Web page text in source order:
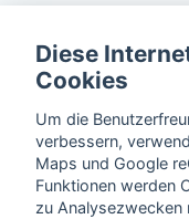
Diese
Cookies
Um die
verbessern,
Maps und Google
Funktionen werden
zu Analysezwecken